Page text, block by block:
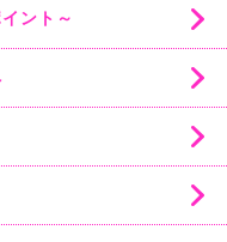
ント～